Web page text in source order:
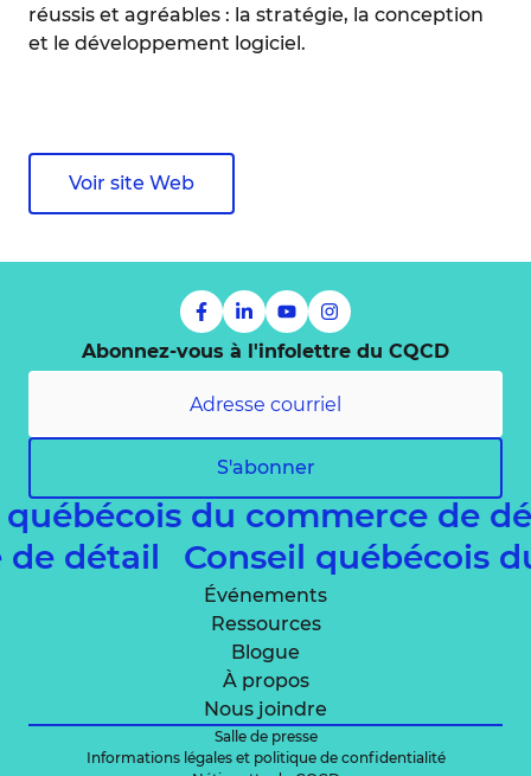
réussis et agréables : la stratégie, la conception
et le développement logiciel.
Voir site Web
Abonnez-vous à l'infolettre du CQCD
S'abonner
québécois du commerce de
de détail
Conseil québécois
Événements
Ressources
Blogue
À propos
Nous joindre
Salle de presse
Informations légales et politique de confidentialité